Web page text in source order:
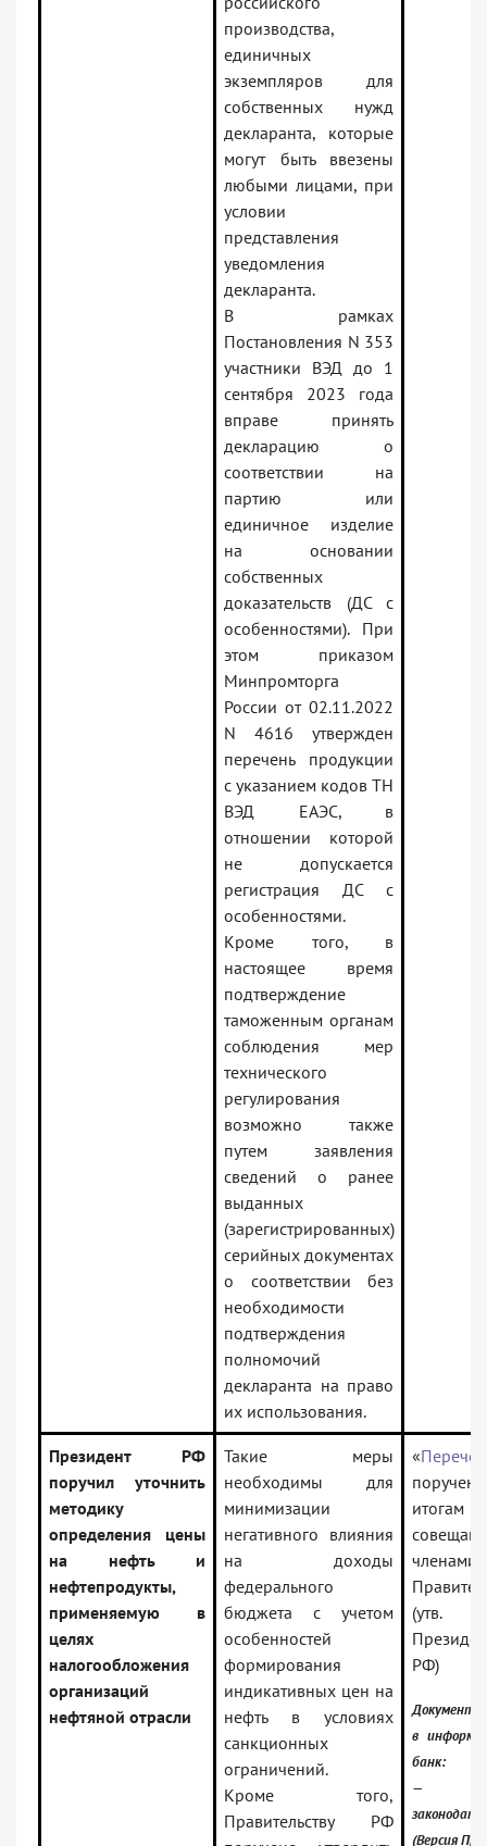
производства,
единичных
экземпляров для
собственных нужд
декларанта, которые
могут быть ввезены
любыми лицами, при
условии
представления
уведомления
декларанта.
В рамках
Постановления N 353
участники ВЭД до 1
сентября 2023 года
вправе принять
декларацию о
соответствии на
партию или
единичное изделие
на основании
собственных
доказательств (ДС с
особенностями). При
этом приказом
Минпромторга
России от 02.11.2022
N 4616 утвержден
перечень продукции
с указанием кодов ТН
ВЭД ЕАЭС, в
отношении которой
не допускается
регистрация ДС с
особенностями.
Кроме того, в
настоящее время
подтверждение
таможенным органам
соблюдения мер
технического
регулирования
возможно также
путем заявления
сведений о ранее
выданных
(зарегистрированных)
серийных документах
о соответствии без
необходимости
подтверждения
полномочий
декларанта на право
их использования.
Президент РФ
поручил уточнить
методику
определения цены
на нефть и
нефтепродукты,
применяемую в
целях
налогообложения
организаций
нефтяной отрасли
Такие меры
необходимы для
минимизации
негативного влияния
на доходы
федерального
бюджета с учетом
особенностей
формирования
индикативных цен на
нефть в условиях
санкционных
ограничений.
Кроме того,
Правительству РФ
«
итогам
членами
(утв.
РФ)
Документ
в
банк:
—
(Версия